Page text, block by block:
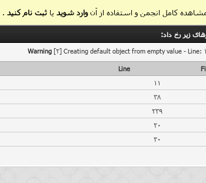
کامل انجمن و استفاده از آنوارد شوید یاثبت نام کنید .
زیر رخ داد:
Warning[2] Creating default object from empty value - Line:
Line
11
38
239
20
30